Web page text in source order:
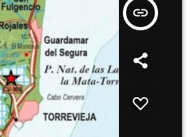
insert_link